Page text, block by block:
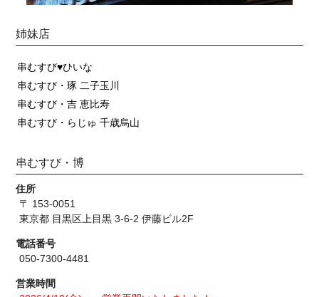
姉妹店
串むすび♥ひいな
串むすび・琢 二子玉川
串むすび・吉 恵比寿
串むすび・らじゅ 千歳烏山
串むすび・博
住所
〒 153-0051
東京都 目黒区上目黒 3-6-2 伊藤ビル2F
電話番号
050-7300-4481
営業時間